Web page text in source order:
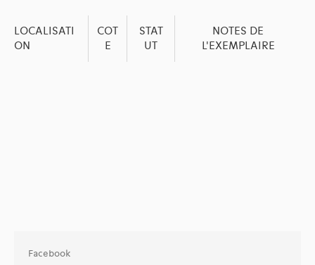
LOCALISATI
ON
COT
E
STAT
UT
NOTES DE
L'EXEMPLAIRE
Facebook